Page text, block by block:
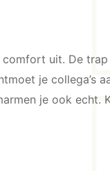
uit. De
je collega’s
je ook echt.